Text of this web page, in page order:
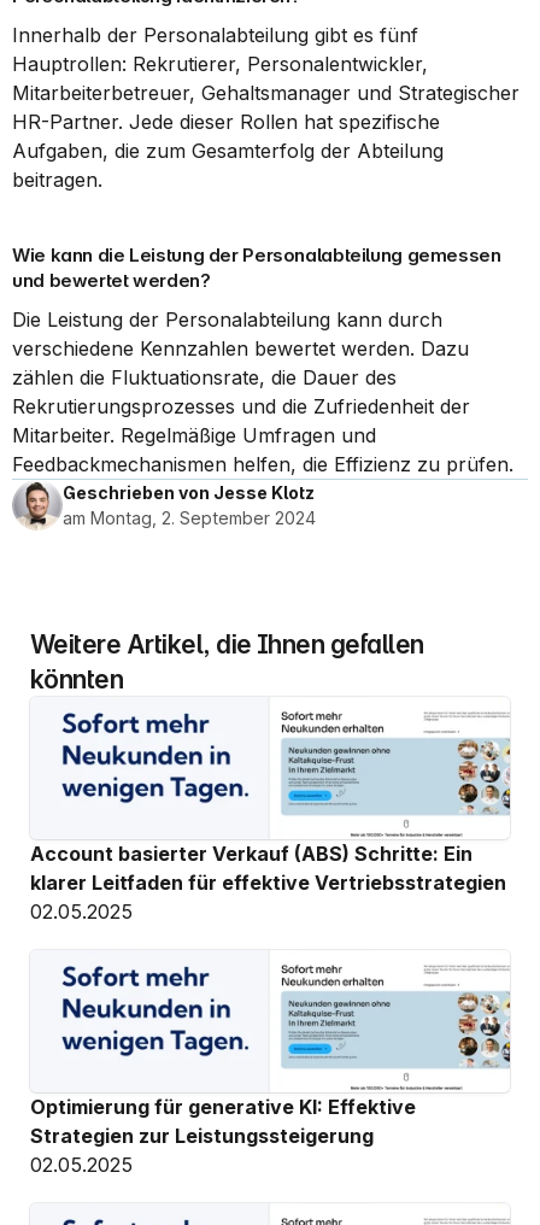
Innerhalb der Personalabteilung gibt es fünf
Hauptrollen: Rekrutierer, Personalentwickler,
Mitarbeiterbetreuer, Gehaltsmanager und Strategischer
HR-Partner. Jede dieser Rollen hat spezifische
Aufgaben, die zum Gesamterfolg der Abteilung
beitragen.
Wie kann die Leistung der Personalabteilung gemessen
und bewertet werden?
Die Leistung der Personalabteilung kann durch
verschiedene Kennzahlen bewertet werden. Dazu
zählen die Fluktuationsrate, die Dauer des
Rekrutierungsprozesses und die Zufriedenheit der
Mitarbeiter. Regelmäßige Umfragen und
Feedbackmechanismen helfen, die Effizienz zu prüfen.
Geschrieben von Jesse Klotz
am Montag, 2. September 2024
Weitere Artikel, die Ihnen gefallen
könnten
Account basierter Verkauf (ABS) Schritte: Ein
klarer Leitfaden für effektive Vertriebsstrategien
02.05.2025
Optimierung für generative KI: Effektive
Strategien zur Leistungssteigerung
02.05.2025